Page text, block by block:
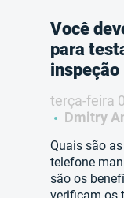
Você
para
terça-feira
Dmitry
Quais são
telefone
são os